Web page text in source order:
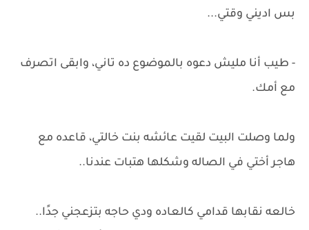
بس اديني وقتي...
- طيب أنا مليش دعوه بالموضوع ده تاني، وابقى اتصرف
مع أمك.
ولما وصلت البيت لقيت عائشه بنت خالتي، قاعده مع
هاجر أختي في الصاله وشكلها هتبات عندنا..
خالعه نقابها قدامي كالعاده ودي حاجه بتزعجني جدًا..